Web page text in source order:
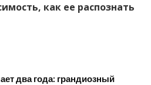
как ее распознать
два года: грандиозный